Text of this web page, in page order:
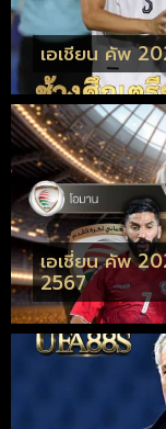
เอเชียน คัพ
เอเชี่ยน คัพ
2567